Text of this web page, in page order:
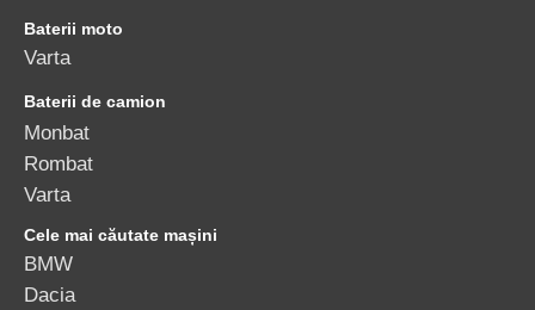
Baterii moto
Varta
Baterii de camion
Monbat
Rombat
Varta
Cele mai căutate mașini
BMW
Dacia